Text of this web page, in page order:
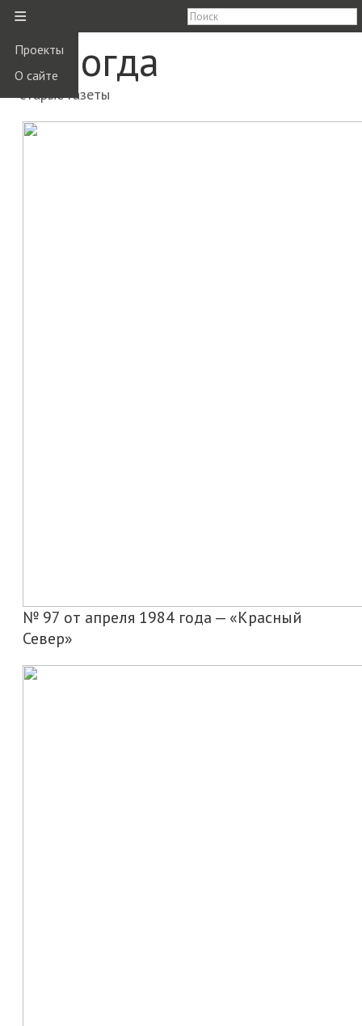
≡
Проекты
О сайте
Вологда
старые газеты
№ 97 от апреля 1984 года — «Красный
Север»